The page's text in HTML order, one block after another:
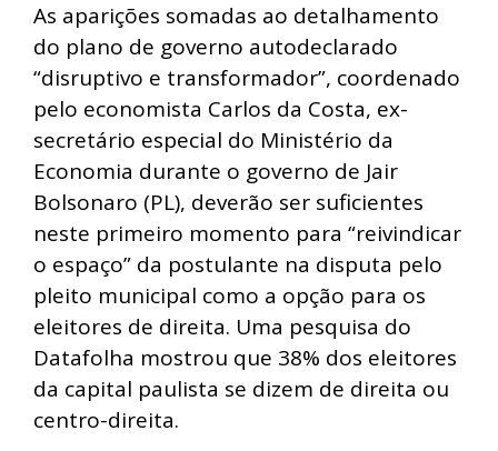
As aparições somadas ao detalhamento
do plano de governo autodeclarado
“disruptivo e transformador”, coordenado
pelo economista Carlos da Costa, ex-
secretário especial do Ministério da
Economia durante o governo de Jair
Bolsonaro (PL), deverão ser suficientes
neste primeiro momento para “reivindicar
o espaço” da postulante na disputa pelo
pleito municipal como a opção para os
eleitores de direita. Uma pesquisa do
Datafolha mostrou que 38% dos eleitores
da capital paulista se dizem de direita ou
centro-direita.